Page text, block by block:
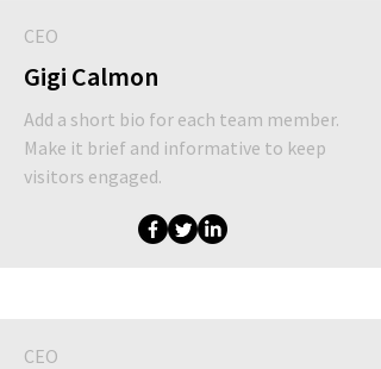
CEO
Gigi Calmon
Add a short bio for each team member.
Make it brief and informative to keep
visitors engaged.
CEO